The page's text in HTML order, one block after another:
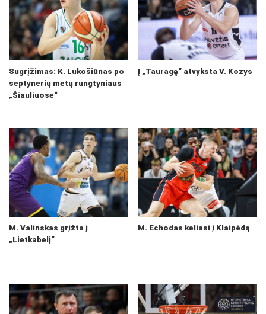
Sugrįžimas: K. Lukošiūnas po
septynerių metų rungtyniaus
„Šiauliuose“
Į „Tauragę“ atvyksta V. Kozys
M. Valinskas grįžta į
„Lietkabelį“
M. Echodas keliasi į Klaipėdą